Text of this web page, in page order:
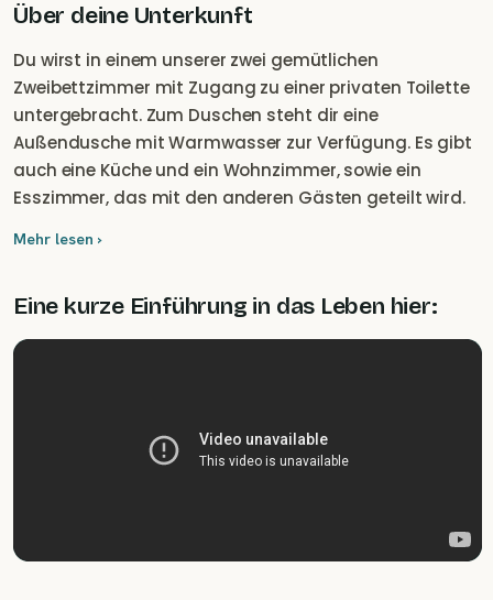
Über deine Unterkunft
Du wirst in einem unserer zwei gemütlichen
Zweibettzimmer mit Zugang zu einer privaten Toilette
untergebracht. Zum Duschen steht dir eine
Außendusche mit Warmwasser zur Verfügung. Es gibt
auch eine Küche und ein Wohnzimmer, sowie ein
Esszimmer, das mit den anderen Gästen geteilt wird.
und die wunderschöne Natur, die unser Projekt umgibt,
entdecken.
Mehr lesen ›
Eine kurze Einführung in das Leben hier: